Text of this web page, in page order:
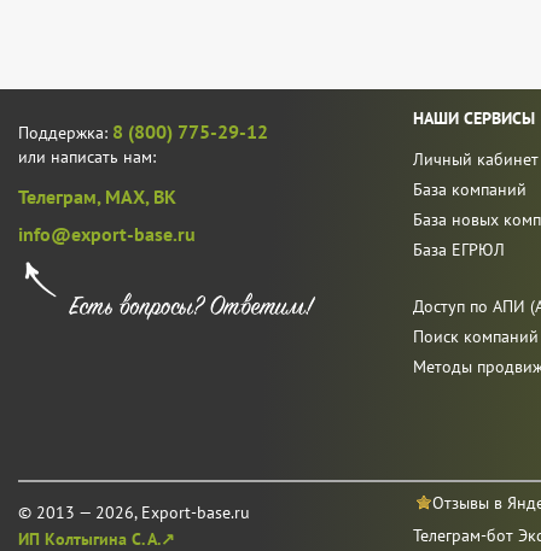
Поддержка: 8 (800) 775-29-12
или написать нам:
Телеграм, MAX, ВК
info@export-base.ru
© 2013 — 2026, Export-base.ru
ИП Колтыгина С. А.↗
НАШИ СЕРВИСЫ
Личный кабинет
База компаний
База новых
База ЕГРЮЛ
Доступ по АПИ
Поиск
Методы
Отзывы в
Телеграм-бот